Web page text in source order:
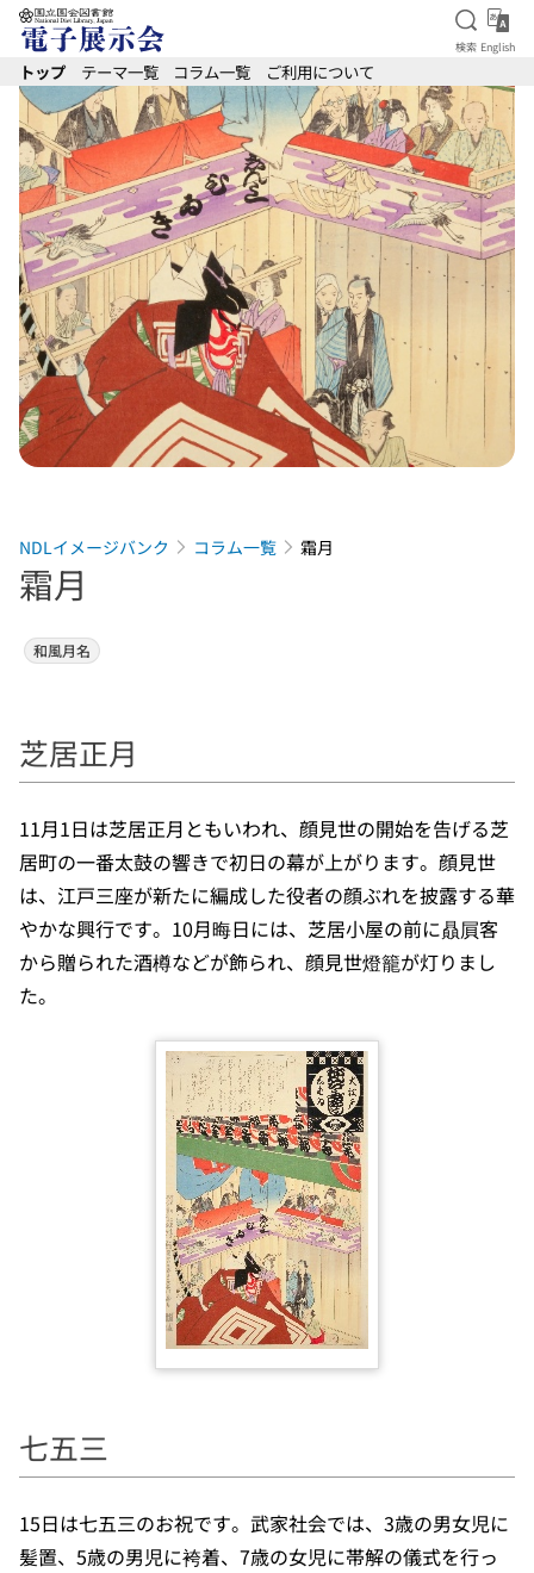
本文へ移動
検索を
検索 English
トップ テーマ一覧 コラム一覧 ご利用について
NDLイメージバンク コラム一覧 霜月
霜月
和風月名
芝居正月
11月1日は芝居正月ともいわれ、顔見世の開始を告げる芝
居町の一番太鼓の響きで初日の幕が上がります。顔見世
は、江戸三座が新たに編成した役者の顔ぶれを披露する華
やかな興行です。10月晦日には、芝居小屋の前に贔屓客
から贈られた酒樽などが飾られ、顔見世燈籠が灯りまし
た。
七五三
15日は七五三のお祝です。武家社会では、3歳の男女児に
髪置、5歳の男児に袴着、7歳の女児に帯解の儀式を行っ